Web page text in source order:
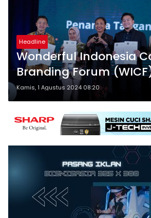
Headline
Wonderful Indonesia
Branding Forum
Kolaborasi
184 Brand Multi Industri
Kamis, 1 Agustus 2024 08:20